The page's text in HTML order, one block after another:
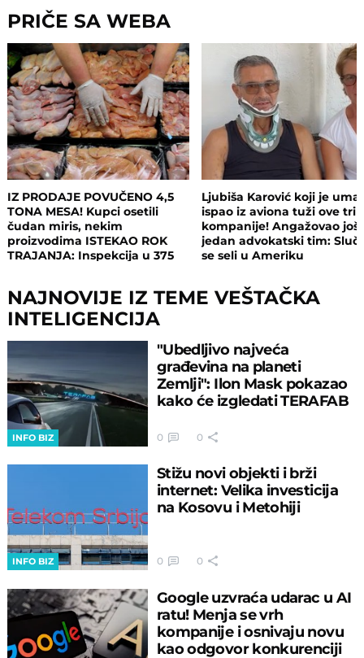
PRIČE SA WEBA
IZ PRODAJE POVUČENO 4,5
TONA MESA! Kupci osetili
čudan miris, nekim
proizvodima ISTEKAO ROK
TRAJANJA: Inspekcija u 375
Ljubiša Karović koji je
ispao iz aviona tuži ove tri
kompanije! Angažovao još
jedan advokatski tim:
se seli u Ameriku
NAJNOVIJE IZ TEME VEŠTAČKA
INTELIGENCIJA
INFO BIZ
"Ubedljivo najveća
građevina na planeti
Zemlji": Ilon Mask pokazao
kako će izgledati TERAFAB
0 0
INFO BIZ
Stižu novi objekti i brži
internet: Velika investicija
na Kosovu i Metohiji
0 0
Google uzvraća udarac u AI
ratu! Menja se vrh
kompanije i osnivaju novu
kao odgovor konkurenciji